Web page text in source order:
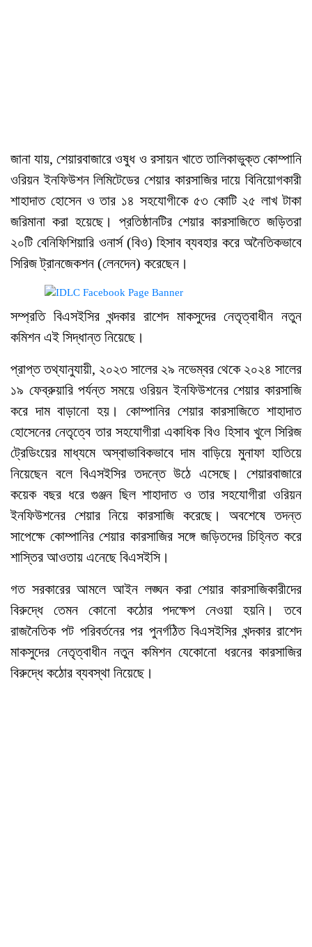
জানা যায়, শেয়ারবাজারে ওষুধ ও রসায়ন খাতে তালিকাভুক্ত কোম্পানি
ওরিয়ন ইনফিউশন লিমিটেডের শেয়ার কারসাজির দায়ে বিনিয়োগকারী
শাহাদাত হোসেন ও তার ১৪ সহযোগীকে ৫৩ কোটি ২৫ লাখ টাকা
জরিমানা করা হয়েছে। প্রতিষ্ঠানটির শেয়ার কারসাজিতে জড়িতরা
২০টি বেনিফিশিয়ারি ওনার্স (বিও) হিসাব ব্যবহার করে অনৈতিকভাবে
সিরিজ ট্রানজেকশন (লেনদেন) করেছেন।
সম্প্রতি বিএসইসির খন্দকার রাশেদ মাকসুদের নেতৃত্বাধীন নতুন
কমিশন এই সিদ্ধান্ত নিয়েছে।
প্রাপ্ত তথ্যানুযায়ী, ২০২৩ সালের ২৯ নভেম্বর থেকে ২০২৪ সালের
১৯ ফেব্রুয়ারি পর্যন্ত সময়ে ওরিয়ন ইনফিউশনের শেয়ার কারসাজি
করে দাম বাড়ানো হয়। কোম্পানির শেয়ার কারসাজিতে শাহাদাত
হোসেনের নেতৃত্বে তার সহযোগীরা একাধিক বিও হিসাব খুলে সিরিজ
ট্রেডিংয়ের মাধ্যমে অস্বাভাবিকভাবে দাম বাড়িয়ে মুনাফা হাতিয়ে
নিয়েছেন বলে বিএসইসির তদন্তে উঠে এসেছে। শেয়ারবাজারে
কয়েক বছর ধরে গুঞ্জন ছিল শাহাদাত ও তার সহযোগীরা ওরিয়ন
ইনফিউশনের শেয়ার নিয়ে কারসাজি করেছে। অবশেষে তদন্ত
সাপেক্ষে কোম্পানির শেয়ার কারসাজির সঙ্গে জড়িতদের চিহ্নিত করে
শাস্তির আওতায় এনেছে বিএসইসি।
গত সরকারের আমলে আইন লঙ্ঘন করা শেয়ার কারসাজিকারীদের
বিরুদ্ধে তেমন কোনো কঠোর পদক্ষেপ নেওয়া হয়নি। তবে
রাজনৈতিক পট পরিবর্তনের পর পুনর্গঠিত বিএসইসির খন্দকার রাশেদ
মাকসুদের নেতৃত্বাধীন নতুন কমিশন যেকোনো ধরনের কারসাজির
বিরুদ্ধে কঠোর ব্যবস্থা নিয়েছে।